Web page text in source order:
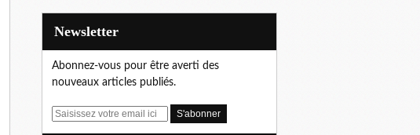
Newsletter
Abonnez-vous pour être averti des
nouveaux articles publiés.
E